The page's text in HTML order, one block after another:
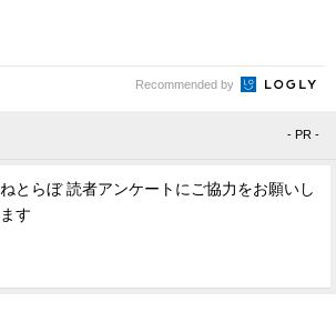
Recommended by
- PR -
ねとらぼ 読者アンケートにご協力をお願いし
ます